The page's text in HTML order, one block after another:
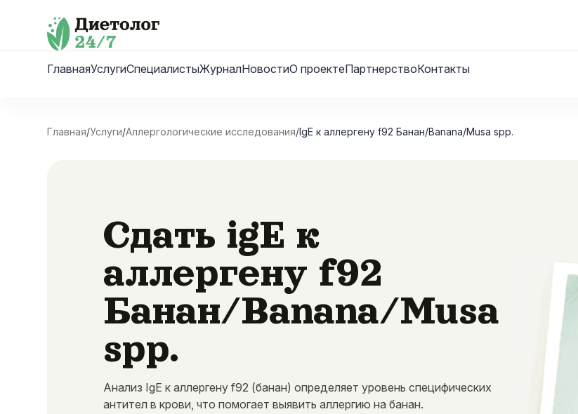
ГлавнаяУслугиСпециалистыЖурналНовостиО проектеПартнерствоКонтакты
Главная/Услуги/Аллергологические исследования/IgE к аллергену f92 Банан/Banana/Musa spp.
Сдать igE к
аллергену f92
Банан/Banana/Musa
spp.
Анализ IgE к аллергену f92 (банан) определяет уровень специфических
антител в крови, что помогает выявить аллергию на банан.